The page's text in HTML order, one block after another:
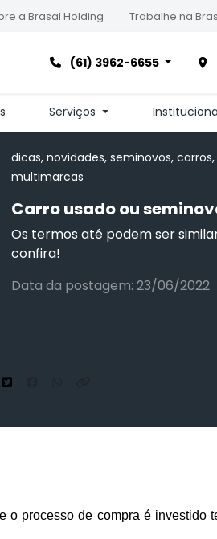
a Brasal Holding Trabalhe na
(61) 3962-6655
Serviços
dicas, novidades, seminovos,
multimarcas
Carro usado ou
Os termos até podem ser
confira!
Data da postagem: 23/06/2022
processo de compra é investido